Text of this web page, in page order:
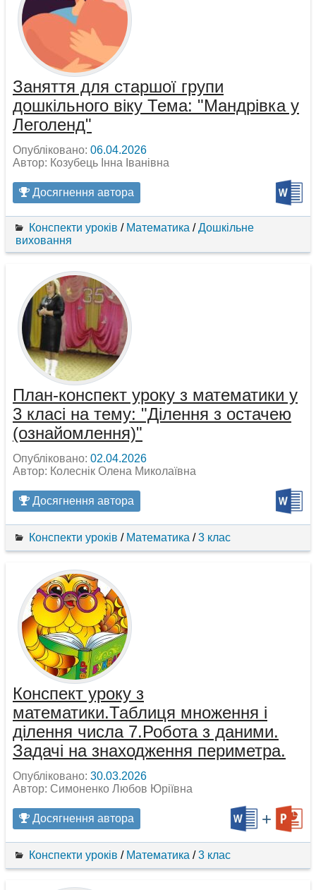
Заняття для старшої групи
дошкільного віку Тема: "Мандрівка у
Леголенд"
Опубліковано: 06.04.2026
Автор: Козубець Інна Іванівна
Досягнення автора
Конспекти уроків / Математика / Дошкільне
виховання
План-конспект уроку з математики у
3 класі на тему: "Ділення з остачею
(ознайомлення)"
Опубліковано: 02.04.2026
Автор: Колеснік Олена Миколаївна
Досягнення автора
Конспекти уроків / Математика / 3 клас
Конспект уроку з
математики.Таблиця множення і
ділення числа 7.Робота з даними.
Задачі на знаходження периметра.
Опубліковано: 30.03.2026
Автор: Симоненко Любов Юріївна
Досягнення автора +
Конспекти уроків / Математика / 3 клас